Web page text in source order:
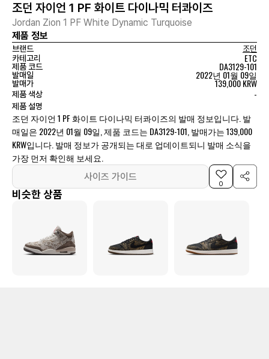
조던 자이언 1 PF 화이트 다이나믹 터콰이즈
Jordan Zion 1 PF White Dynamic Turquoise
제품 정보
브랜드
조던
카테고리
ETC
제품 코드 DA3129-101
발매일 2022년 01월 09일
발매가 139,000 KRW
제품 색상 -
제품 설명
조던 자이언 1 PF 화이트 다이나믹 터콰이즈의 발매 정보입니다. 발
매일은 2022년 01월 09일, 제품 코드는 DA3129-101, 발매가는 139,000
KRW입니다. 발매 정보가 공개되는 대로 업데이트되니 발매 소식을
가장 먼저 확인해 보세요.
사이즈 가이드
0
비슷한 상품